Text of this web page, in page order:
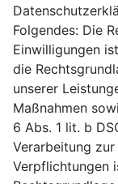
Folgendes: Die
Einwilligungen
die
unserer
Maßnahmen
6 Abs. 1 lit. b
Verarbeitung
Verpflichtungen